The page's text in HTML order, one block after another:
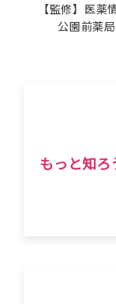
【監修】医
公園前薬
もっと知ろ